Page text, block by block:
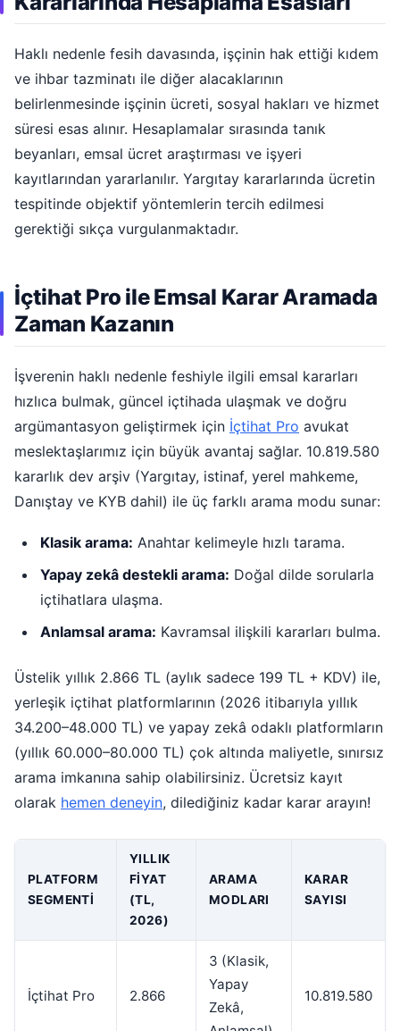
Haklı nedenle fesih davasında, işçinin hak ettiği kıdem
ve ihbar tazminatı ile diğer alacaklarının
belirlenmesinde işçinin ücreti, sosyal hakları ve hizmet
süresi esas alınır. Hesaplamalar sırasında tanık
beyanları, emsal ücret araştırması ve işyeri
kayıtlarından yararlanılır. Yargıtay kararlarında ücretin
tespitinde objektif yöntemlerin tercih edilmesi
gerektiği sıkça vurgulanmaktadır.
İçtihat Pro ile Emsal Karar Aramada
Zaman Kazanın
İşverenin haklı nedenle feshiyle ilgili emsal kararları
hızlıca bulmak, güncel içtihada ulaşmak ve doğru
argümantasyon geliştirmek için İçtihat Pro avukat
meslektaşlarımız için büyük avantaj sağlar. 10.819.580
kararlık dev arşiv (Yargıtay, istinaf, yerel mahkeme,
Danıştay ve KYB dahil) ile üç farklı arama modu sunar:
Klasik arama: Anahtar kelimeyle hızlı tarama.
Yapay zekâ destekli arama: Doğal dilde sorularla
içtihatlara ulaşma.
Anlamsal arama: Kavramsal ilişkili kararları bulma.
Üstelik yıllık 2.866 TL (aylık sadece 199 TL + KDV) ile,
yerleşik içtihat platformlarının (2026 itibarıyla yıllık
34.200–48.000 TL) ve yapay zekâ odaklı platformların
(yıllık 60.000–80.000 TL) çok altında maliyetle, sınırsız
arama imkanına sahip olabilirsiniz. Ücretsiz kayıt
olarak hemen deneyin, dilediğiniz kadar karar arayın!
PLATFORM
SEGMENTI
YILLIK
FIYAT
(TL,
2026)
ARAMA
MODLARI
KARAR
SAYISI
İçtihat Pro 2.866
3 (Klasik,
Yapay
Zekâ,
10.819.580